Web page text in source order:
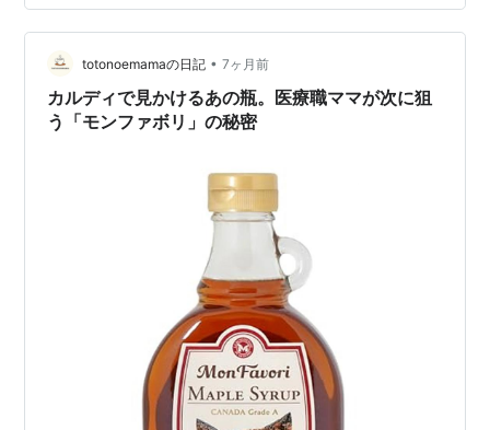
て、なおかつ自分のお腹が絶対に張らない「安全で美味
しい調味料」をiHerbで探求するようになりました。今回
は、子どもも喜んで食べて、同じ敷地に住む両親におす
そ分けしても喜ばれる、わが家の「…
totonoemamaの日記 • 7ヶ月前
カルディで見かけるあの瓶。医療職ママが次に狙
う「モンファボリ」の秘密